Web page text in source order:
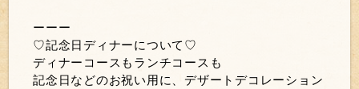
ーーー
♡記念日ディナーについて♡
ディナーコースもランチコースも
記念日などのお祝い用に、デザートデコレーション